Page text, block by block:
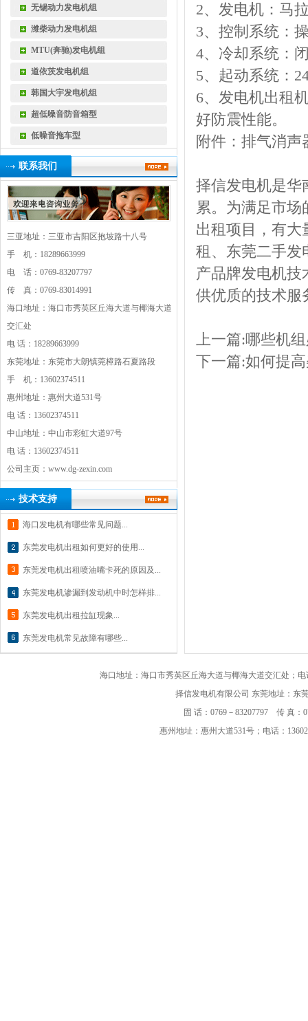
无锡动力发电机组
潍柴动力发电机组
MTU(奔驰)发电机组
道依茨发电机组
韩国大宇发电机组
超低噪音防音箱型
低噪音拖车型
联系我们
三亚地址：三亚市吉阳区抱坡路十八号
手 机：18289663999
电 话：0769-83207797
传 真：0769-83014991
海口地址：海口市秀英区丘海大道与椰海大道
交汇处
电 话：18289663999
东莞地址：东莞市大朗镇莞樟路石夏路段
手 机：13602374511
惠州地址：惠州大道531号
电 话：13602374511
中山地址：中山市彩虹大道97号
电 话：13602374511
公司主页： www.dg-zexin.com
技术支持
海口发电机有哪些常见问题...
东莞发电机出租如何更好的使用...
东莞发电机出租喷油嘴卡死的原因及...
东莞发电机渗漏到发动机中时怎样排...
东莞发电机出租拉缸现象...
东莞发电机常见故障有哪些...
2、发电机：马
3、控制系统：
4、冷却系统：
5、起动系统：
6、 发电机出租
好防震性能。
附件：排气消
择信发电机是华
累。为满足市场
出租项目，有大
租、东莞二手发
产品牌发电机
供优质的技术服
上一篇:哪些机
下一篇:如何提
海口地址：海口市秀英区丘海大道与椰海大道交汇处；
择信发电机有限公司 东莞地址：东
固 话：0769－83207797 传 真：
惠州地址：惠州大道531号；电话：